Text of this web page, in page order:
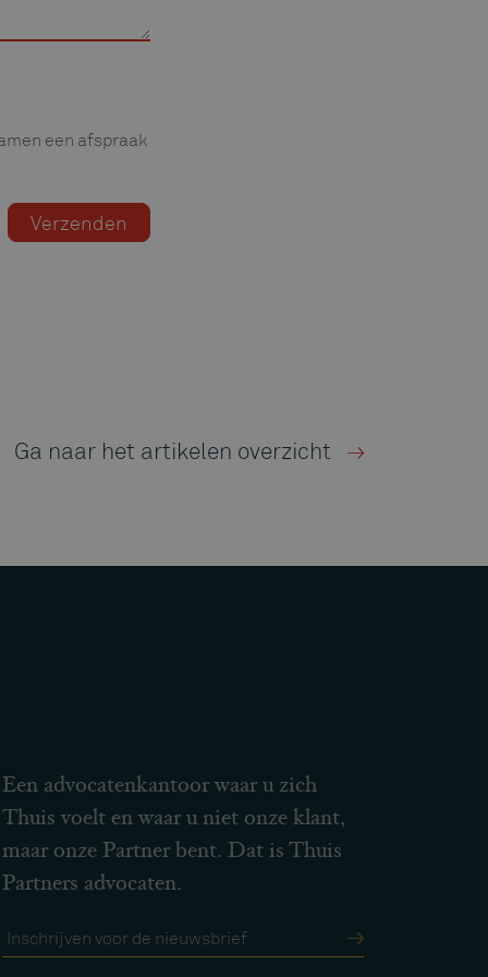
een afspraak
Ga naar het artikelen overzicht
Een advocatenkantoor waar u zich
Thuis voelt en waar u niet onze klant,
maar onze Partner bent. Dat is Thuis
Partners advocaten.